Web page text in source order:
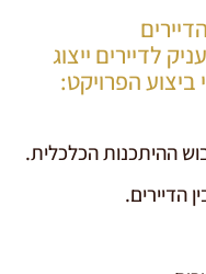
לדיירים ייצוג
ביצוע הפרויקט:
ההיתכנות הכלכלית.
הדיירים.